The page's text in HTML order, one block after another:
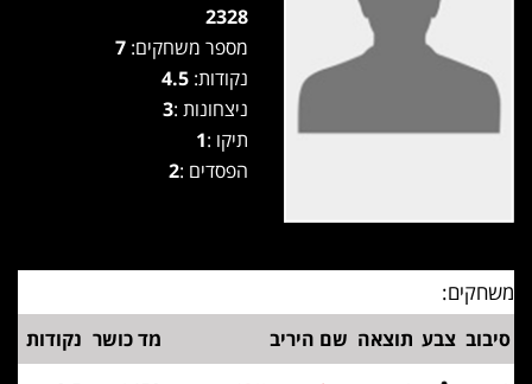
2328
מספר משחקים:
נקודות: 4.5
ניצחונות :3
תיקו :1
הפסדים :2
משחקים:
סיבוב צבע תוצאה שם היריב מד כושר נקודות